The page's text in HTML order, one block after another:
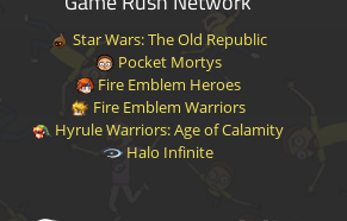
Star Wars: The Old Republic
Pocket Mortys
Fire Emblem Heroes
Fire Emblem Warriors
Hyrule Warriors: Age of Calamity
Halo Infinite